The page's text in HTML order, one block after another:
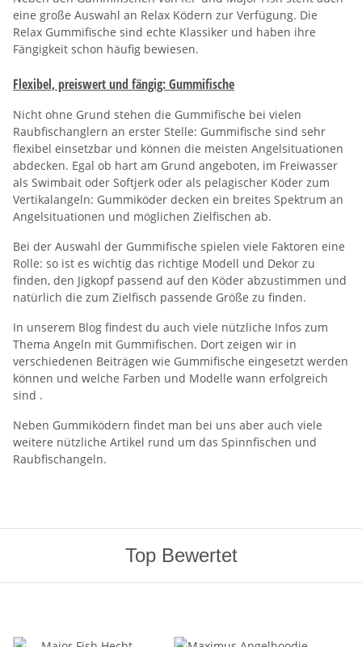
eine große Auswahl an Relax Ködern zur Verfügung. Die
Relax Gummifische sind echte Klassiker und haben ihre
Fängigkeit schon häufig bewiesen.
Flexibel, preiswert und fängig: Gummifische
Nicht ohne Grund stehen die Gummifische bei vielen
Raubfischanglern an erster Stelle: Gummifische sind sehr
flexibel einsetzbar und können die meisten Angelsituationen
abdecken. Egal ob hart am Grund angeboten, im Freiwasser
als Swimbait oder Softjerk oder als pelagischer Köder zum
Vertikalangeln: Gummiköder decken ein breites Spektrum an
Angelsituationen und möglichen Zielfischen ab.
Bei der Auswahl der Gummifische spielen viele Faktoren eine
Rolle: so ist es wichtig das richtige Modell und Dekor zu
finden, den Jigkopf passend auf den Köder abzustimmen und
natürlich die zum Zielfisch passende Größe zu finden.
In unserem Blog findest du auch viele nützliche Infos zum
Thema Angeln mit Gummifischen. Dort zeigen wir in
verschiedenen Beiträgen wie Gummifische eingesetzt werden
können und welche Farben und Modelle wann erfolgreich
sind .
Neben Gummiködern findet man bei uns aber auch viele
weitere nützliche Artikel rund um das Spinnfischen und
Raubfischangeln.
Top Bewertet